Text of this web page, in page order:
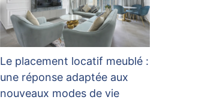
Le placement locatif meublé :
une réponse adaptée aux
nouveaux modes de vie